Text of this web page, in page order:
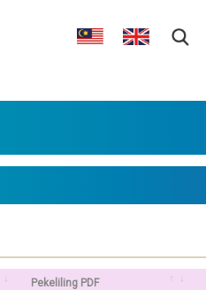
Pekeliling PDF